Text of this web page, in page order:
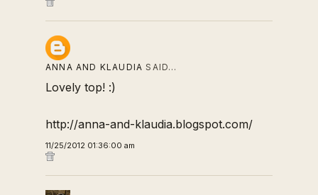
ANNA AND KLAUDIA SAID…
Lovely top! :)
http://anna-and-klaudia.blogspot.com/
11/25/2012 01:36:00 am